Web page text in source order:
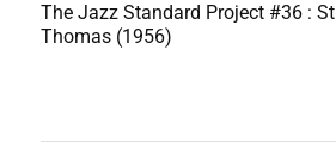
The Jazz Standard Project #36 : St
Thomas (1956)